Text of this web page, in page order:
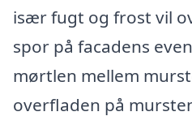
især fugt og frost vil
spor på facadens
mørtlen mellem
overfladen på